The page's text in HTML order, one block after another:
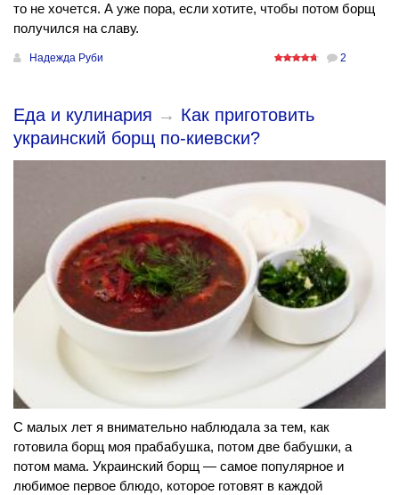
то не хочется. А уже пора, если хотите, чтобы потом борщ
получился на славу.
Надежда Руби 2
Еда и кулинария → Как приготовить
украинский борщ по-киевски?
С малых лет я внимательно наблюдала за тем, как
готовила борщ моя прабабушка, потом две бабушки, а
потом мама. Украинский борщ — самое популярное и
любимое первое блюдо, которое готовят в каждой